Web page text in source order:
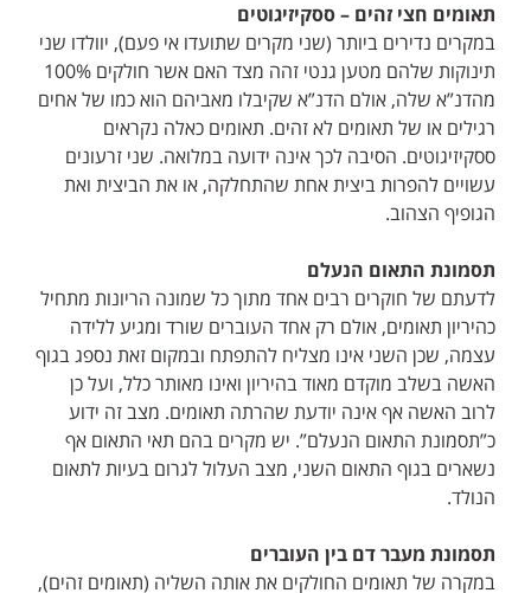
תאומים חצי זהים – ססקיזיגוטים
במקרים נדירים ביותר (שני מקרים שתועדו אי פעם), יוולדו שני
תינוקות שלהם מטען גנטי זהה מצד האם אשר חולקים 100%
מהדנ”א שלה, אולם הדנ”א שקיבלו מאביהם הוא כמו של אחים
רגילים או של תאומים לא זהים. תאומים כאלה נקראים
ססקיזיגוטים. הסיבה לכך אינה ידועה במלואה. שני זרעונים
עשויים להפרות ביצית אחת שהתחלקה, או את הביצית ואת
הגופיף הצהוב.
תסמונת התאום הנעלם
לדעתם של חוקרים רבים אחד מתוך כל שמונה הריונות מתחיל
כהיריון תאומים, אולם רק אחד העוברים שורד ומגיע ללידה
עצמה, שכן השני אינו מצליח להתפתח ובמקום זאת נספג בגוף
האשה בשלב מוקדם מאוד בהיריון ואינו מאותר כלל, ועל כן
לרוב האשה אף אינה יודעת שהרתה תאומים. מצב זה ידוע
כ”תסמונת התאום הנעלם”. יש מקרים בהם תאי התאום אף
נשארים בגוף התאום השני, מצב העלול לגרום בעיות לתאום
הנולד.
תסמונת מעבר דם בין העוברים
במקרה של תאומים החולקים את אותה השליה (תאומים זהים),